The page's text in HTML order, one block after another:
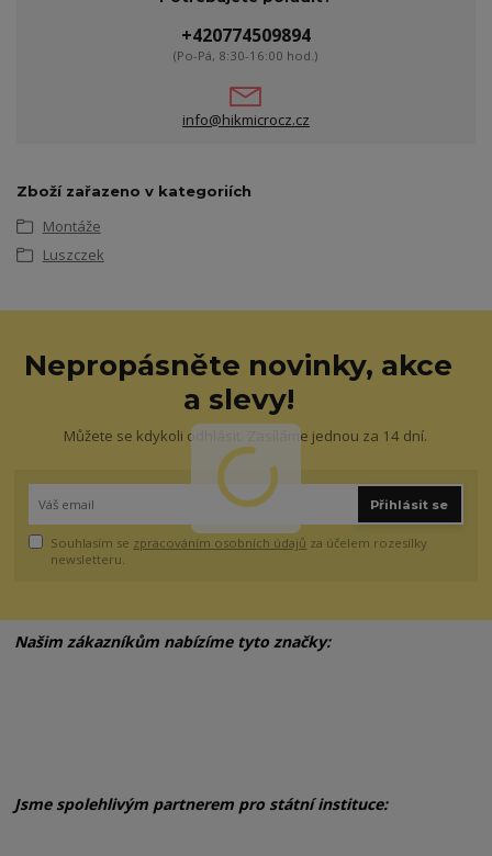
+420774509894
(Po-Pá, 8:30-16:00 hod.)
info@hikmicrocz.cz
Zboží zařazeno v kategoriích
Montáže
Luszczek
Nepropásněte novinky, akce
a slevy!
Můžete se kdykoli odhlásit. Zasíláme jednou za 14 dní.
Přihlásit se
Souhlasím se zpracováním osobních údajů za účelem rozesílky
newsletteru.
Našim zákazníkům nabízíme tyto značky:
Jsme spolehlivým partnerem pro státní instituce: